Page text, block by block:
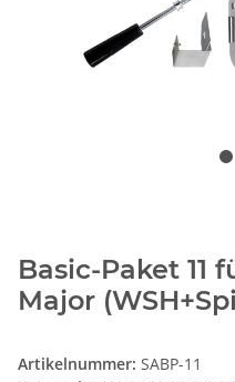
Basic-Paket 11
Major
Artikelnummer: SABP-11